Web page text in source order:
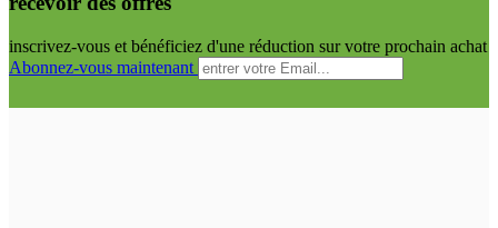
inscrivez-vous et bénéficiez d'une réduction sur votre prochain achat
Abonnez-vous maintenant